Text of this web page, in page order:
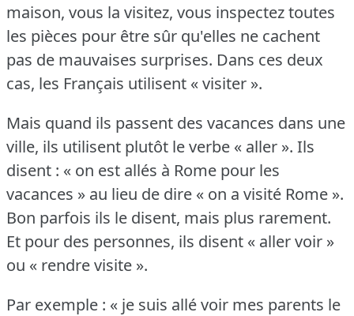
maison, vous la visitez, vous inspectez toutes
les pièces pour être sûr qu'elles ne cachent
pas de mauvaises surprises. Dans ces deux
cas, les Français utilisent « visiter ».
Mais quand ils passent des vacances dans une
ville, ils utilisent plutôt le verbe « aller ». Ils
disent : « on est allés à Rome pour les
vacances » au lieu de dire « on a visité Rome ».
Bon parfois ils le disent, mais plus rarement.
Et pour des personnes, ils disent « aller voir »
ou « rendre visite ».
Par exemple : « je suis allé voir mes parents le